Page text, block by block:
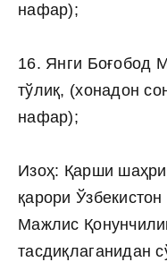
нафар);
16. Янги Боғобод
тўлиқ, (хонадон
нафар);
Изоҳ: Қарши шаҳри
қарори
Мажлис
тасдиқлаганидан